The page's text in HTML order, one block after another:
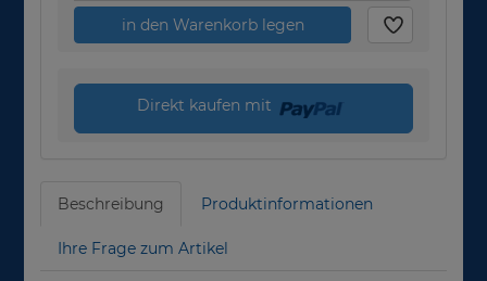
in den Warenkorb legen
Direkt kaufen mit
Beschreibung Produktinformationen
Ihre Frage zum Artikel